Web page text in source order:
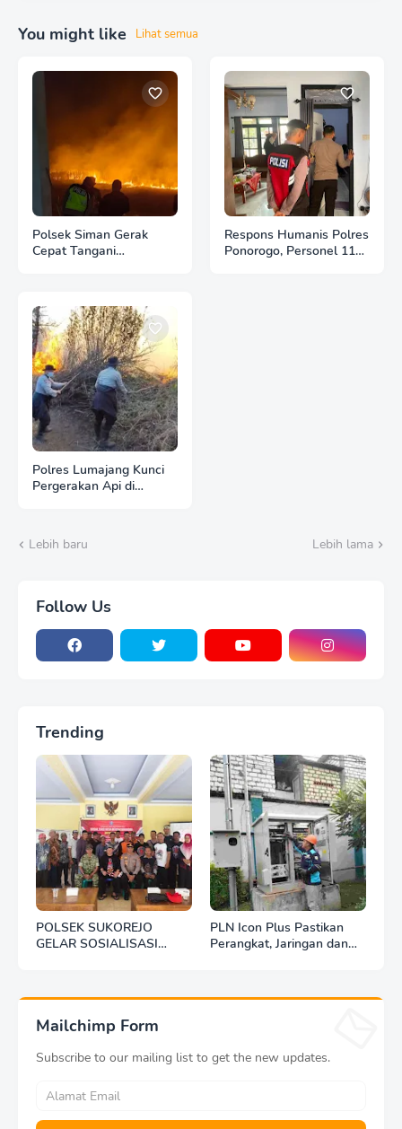
You might like Lihat semua
Polsek Siman Gerak
Cepat Tangani
Respons Humanis Polres
Ponorogo, Personel 110
Polres Lumajang Kunci
Pergerakan Api di
Lebih baru
Lebih lama
Follow Us
Trending
POLSEK SUKOREJO
GELAR SOSIALISASI
PLN Icon Plus Pastikan
Perangkat, Jaringan dan
Mailchimp Form
Subscribe to our mailing list to get the new updates.